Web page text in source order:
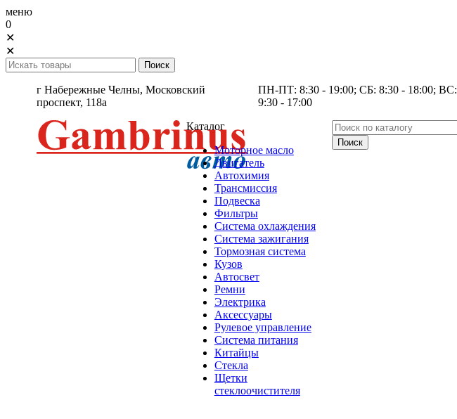
меню
0
✕
✕
г Набережные Челны, Московский
проспект, 118а
ПН-ПТ: 8:30 - 19:00; СБ: 8:30 - 18:00; ВС:
9:30 - 17:00
Каталог
Моторное масло
Двигатель
Автохимия
Трансмиссия
Подвеска
Фильтры
Система охлаждения
Система зажигания
Тормозная система
Кузов
Автосвет
Ремни
Электрика
Аксессуары
Рулевое управление
Система питания
Китайцы
Стекла
Щетки
стеклоочистителя